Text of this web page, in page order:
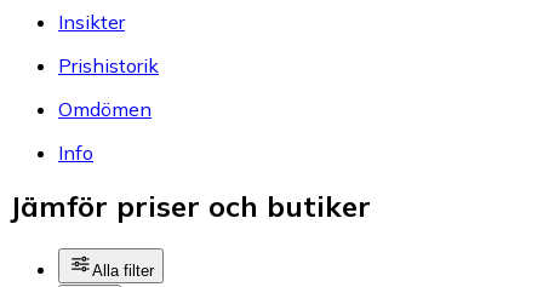
Insikter
Prishistorik
Omdömen
Info
Jämför priser och butiker
Alla filter